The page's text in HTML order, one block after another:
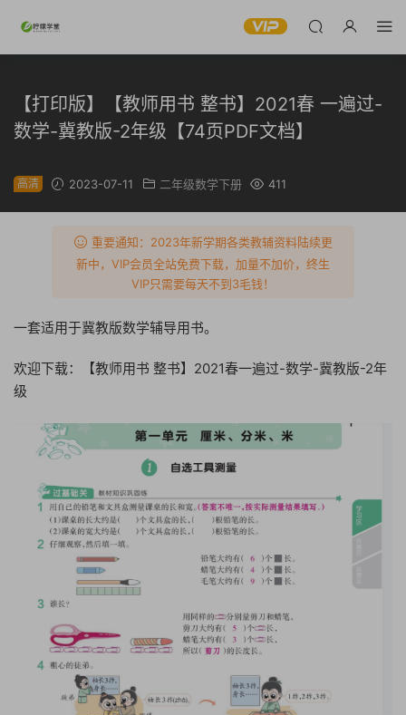
【打印版】【教师用书 整书】2021春 一遍过-
数学-冀教版-2年级【74页PDF文档】
高清 2023-07-11 二年级数学下册 411
重要通知：2023年新学期各类教辅资料陆续更
新中，VIP会员全站免费下载，加量不加价，终生
VIP只需要每天不到3毛钱！
一套适用于冀教版数学辅导用书。
欢迎下载：【教师用书 整书】2021春一遍过-数学-冀教版-2年
级